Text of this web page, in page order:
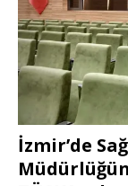
İzmir’de